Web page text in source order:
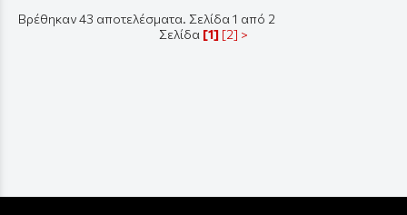
Βρέθηκαν 43 αποτελέσματα. Σελίδα 1 από 2
Σελίδα [1] [2] >